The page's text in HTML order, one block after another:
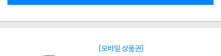
[모바일 상품권]